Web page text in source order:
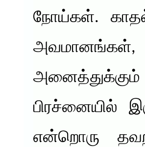
நோய்கள்.
பிரச்னையில்
என்றொரு